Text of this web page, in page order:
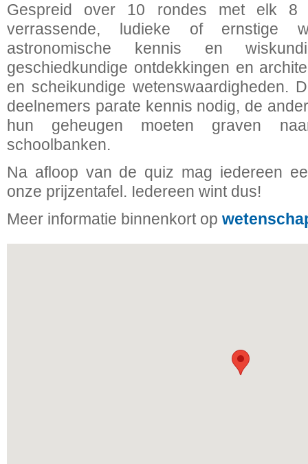
Gespreid over 10 rondes met elk 8
verrassende, ludieke of ernstige
astronomische kennis en
geschiedkundige ontdekkingen en
en scheikundige wetenswaardigheden.
deelnemers parate kennis nodig, de
hun geheugen moeten graven
schoolbanken.
Na afloop van de quiz mag iedereen
onze prijzentafel. Iedereen wint dus!
Meer informatie binnenkort op